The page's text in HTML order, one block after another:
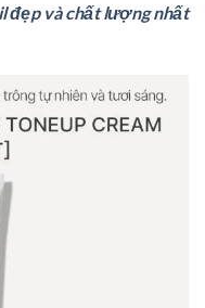
đẹp và chất lượng nhất